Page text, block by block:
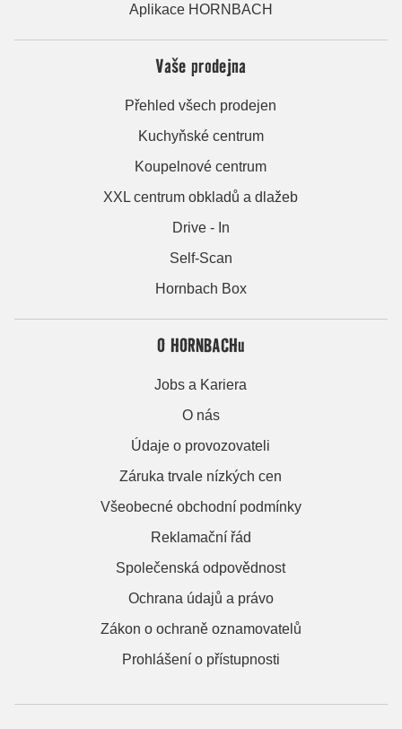
Aplikace HORNBACH
Vaše prodejna
Přehled všech prodejen
Kuchyňské centrum
Koupelnové centrum
XXL centrum obkladů a dlažeb
Drive - In
Self-Scan
Hornbach Box
O HORNBACHu
Jobs a Kariera
O nás
Údaje o provozovateli
Záruka trvale nízkých cen
Všeobecné obchodní podmínky
Reklamační řád
Společenská odpovědnost
Ochrana údajů a právo
Zákon o ochraně oznamovatelů
Prohlášení o přístupnosti